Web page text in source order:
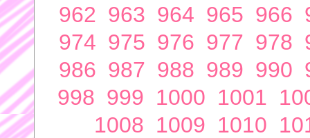
962 963 964 965 966
974 975 976 977 978
986 987 988 989 990
998 999 1000 1001
1008 1009 1010